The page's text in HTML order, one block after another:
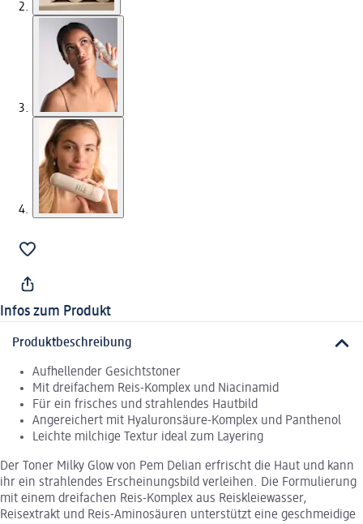
Infos zum Produkt
Produktbeschreibung
Aufhellender Gesichtstoner
Mit dreifachem Reis-Komplex und Niacinamid
Für ein frisches und strahlendes Hautbild
Angereichert mit Hyaluronsäure-Komplex und Panthenol
Leichte milchige Textur ideal zum Layering
Der Toner Milky Glow von Pem Delian erfrischt die Haut und kann
ihr ein strahlendes Erscheinungsbild verleihen. Die Formulierung
mit einem dreifachen Reis-Komplex aus Reiskleiewasser,
Reisextrakt und Reis-Aminosäuren unterstützt eine geschmeidige